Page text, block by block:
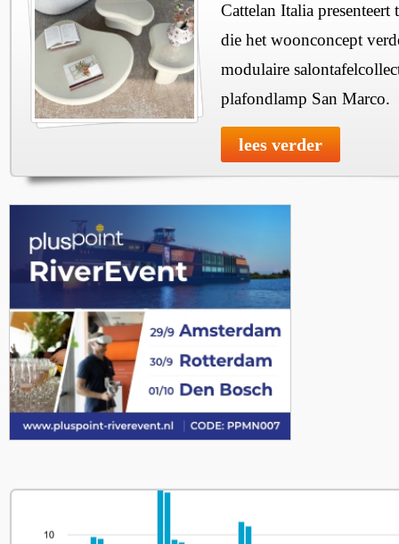
Cattelan Italia
die het woonconcept
modulaire
plafondlamp San Marco.
lees verder